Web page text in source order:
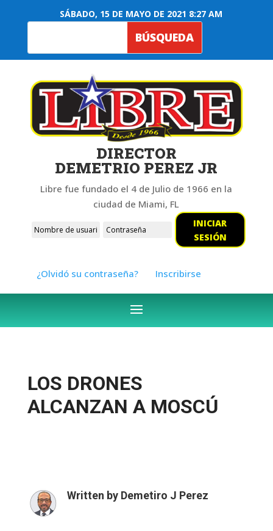
SÁBADO, 15 DE MAYO DE 2021 8:27 AM
DIRECTOR
DEMETRIO PEREZ JR
Libre fue fundado el 4 de Julio de 1966 en la
ciudad de Miami, FL
INICIAR
SESIÓN
¿Olvidó su contraseña? Inscribirse
LOS DRONES
ALCANZAN A MOSCÚ
Written by Demetiro J Perez